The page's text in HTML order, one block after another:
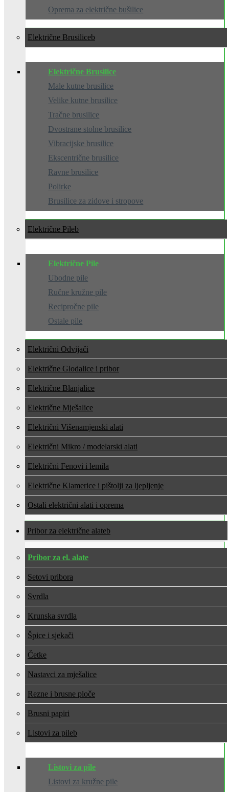
Oprema za električne bušilice
Električne Brusilice
Električne Brusilice
Male kutne brusilice
Velike kutne brusilice
Tračne brusilice
Dvostrane stolne brusilice
Vibracijske brusilice
Ekscentrične brusilice
Ravne brusilice
Polirke
Brusilice za zidove i stropove
Električne Pile
Električne Pile
Ubodne pile
Ručne kružne pile
Recipročne pile
Ostale pile
Električni Odvijači
Električne Glodalice i pribor
Električne Blanjalice
Električne Mješalice
Električni Višenamjenski alati
Električni Mikro / modelarski alati
Električni Fenovi i lemila
Električne Klamerice i pištolji za ljepljenje
Ostali električni alati i oprema
Pribor za električne alate
Pribor za el. alate
Setovi pribora
Svrdla
Krunska svrdla
Špice i sjekači
Četke
Nastavci za mješalice
Rezne i brusne ploče
Brusni papiri
Listovi za pile
Listovi za pile
Listovi za kružne pile